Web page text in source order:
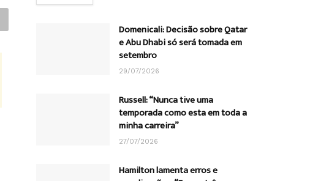
Domenicali: Decisão sobre Qatar
e Abu Dhabi só será tomada em
setembro
29/07/2026
Russell: “Nunca tive uma
temporada como esta em toda a
minha carreira”
27/07/2026
Hamilton lamenta erros e